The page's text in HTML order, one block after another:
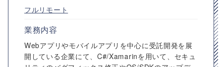
フルリモート
業務内容
Webアプリやモバイルアプリを中心に受託開発を展
開している企業にて、C#/Xamarinを用いて、セキュ